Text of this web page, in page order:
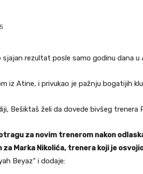
sjajan rezultat posle samo godinu dana u
iz Atine, i privukao je pažnju bogatijih
Bešiktaš želi da dovede bivšeg trenera
za novim trenerom nakon
Marka Nikolića, trenera koji je
Beyaz“ i dodaje: